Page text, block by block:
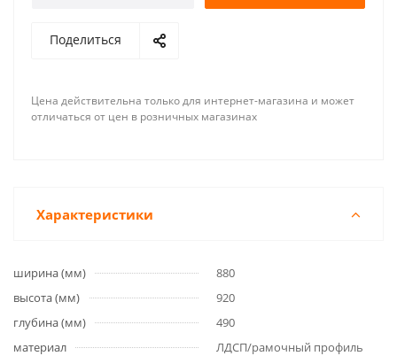
Поделиться
Цена действительна только для интернет-магазина и может
отличаться от цен в розничных магазинах
Характеристики
ширина (мм)
880
высота (мм)
920
глубина (мм)
490
материал
ЛДСП/рамочный профиль